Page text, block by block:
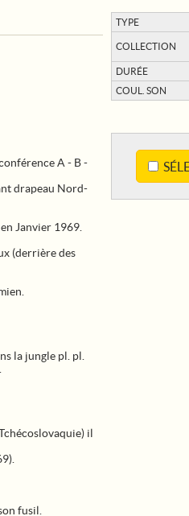
TYPE
COLLECTION
DURÉE
COUL. SON
A - B -
drapeau Nord-
Janvier 1969.
(derrière des
la jungle pl. pl.
il
fusil.